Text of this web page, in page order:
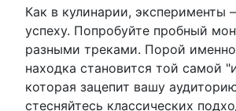
Как в кулинарии, эксперименты
успеху. Попробуйте пробный
разными треками. Порой именно
находка становится той самой
которая зацепит вашу
стесняйтесь классических